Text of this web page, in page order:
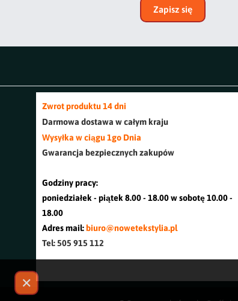
Zapisz się
Zwrot produktu 14 dni
Darmowa dostawa w całym kraju
Wysyłka w ciągu 1go Dnia
Gwarancja bezpiecznych zakupów
Godziny pracy:
poniedziałek - piątek 8.00 - 18.00 w sobotę 10.00 -
18.00
Adres mail: biuro@nowetekstylia.pl
Tel: 505 915 112
✕